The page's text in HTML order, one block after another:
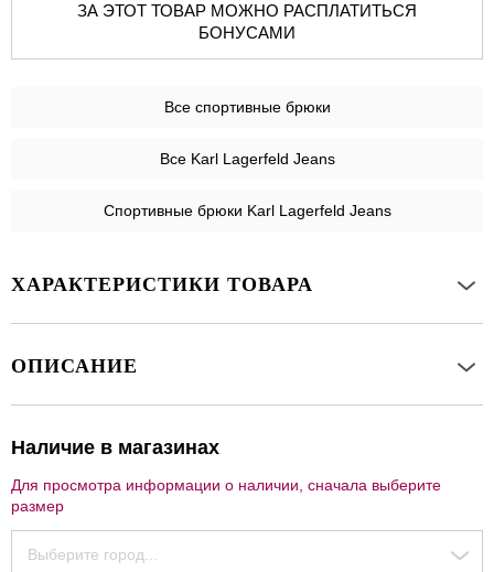
ЗА ЭТОТ ТОВАР МОЖНО РАСПЛАТИТЬСЯ
БОНУСАМИ
Все спортивные брюки
Все Karl Lagerfeld Jeans
Спортивные брюки Karl Lagerfeld Jeans
ХАРАКТЕРИСТИКИ ТОВАРА
ОПИСАНИЕ
Наличие в магазинах
Для просмотра информации о наличии, сначала выберите
размер
Выберите город...